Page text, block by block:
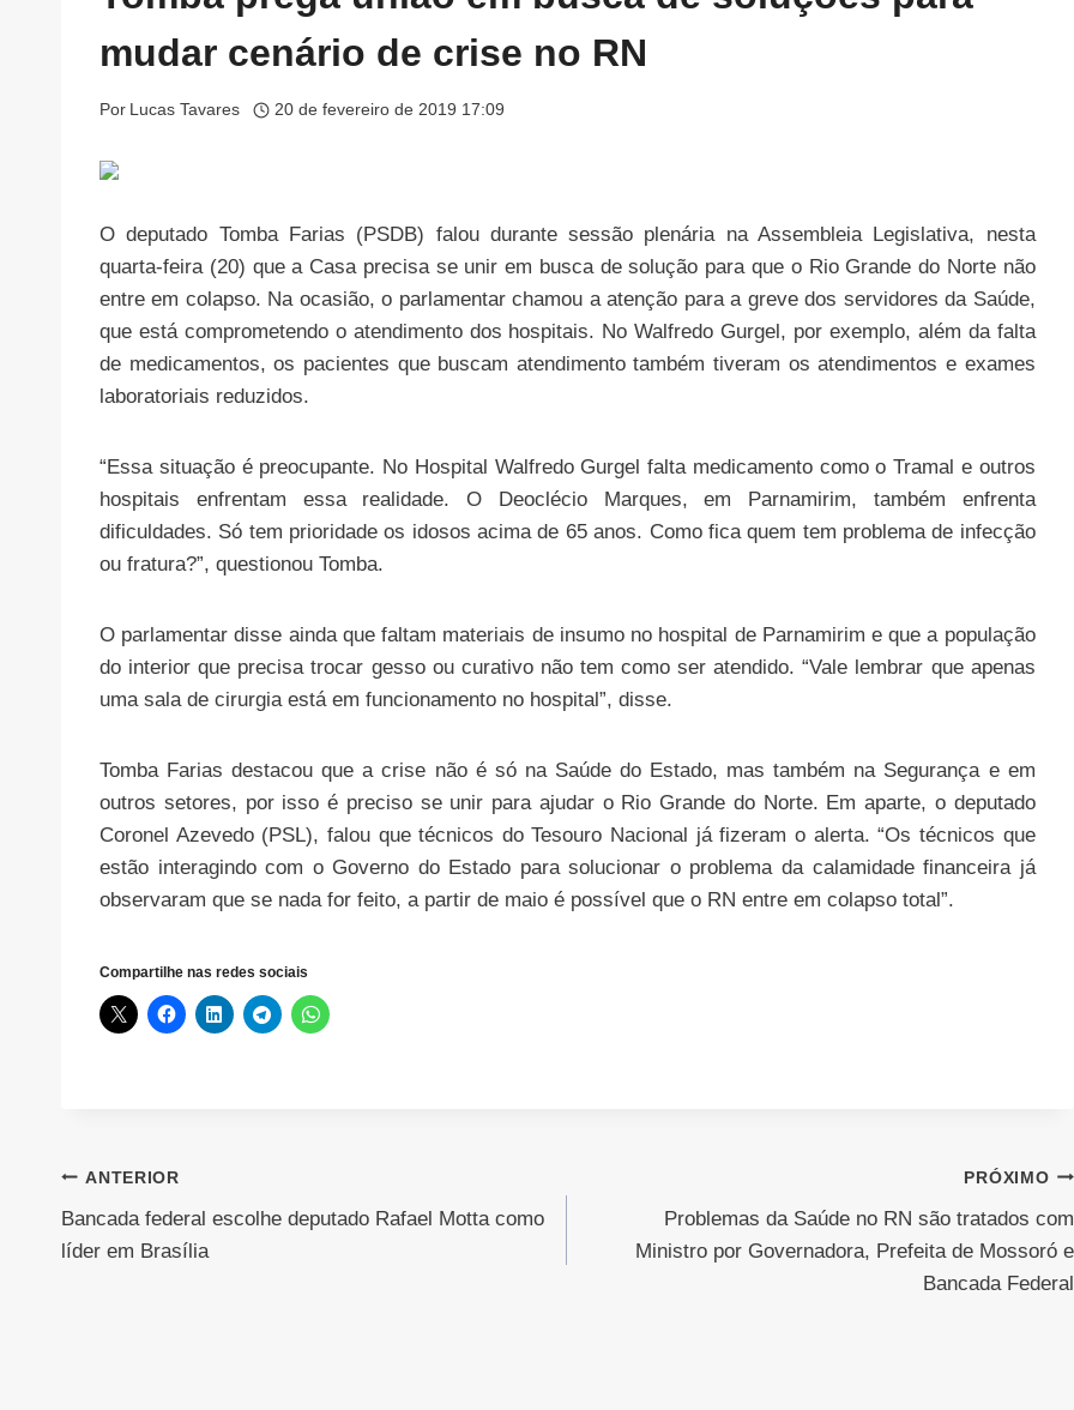
mudar cenário de crise no RN
Por Lucas Tavares 20 de fevereiro de 2019 17:09
O deputado Tomba Farias (PSDB) falou durante sessão plenária na Assembleia Legislativa, nesta
quarta-feira (20) que a Casa precisa se unir em busca de solução para que o Rio Grande do Norte não
entre em colapso. Na ocasião, o parlamentar chamou a atenção para a greve dos servidores da Saúde,
que está comprometendo o atendimento dos hospitais. No Walfredo Gurgel, por exemplo, além da falta
de medicamentos, os pacientes que buscam atendimento também tiveram os atendimentos e exames
laboratoriais reduzidos.
“Essa situação é preocupante. No Hospital Walfredo Gurgel falta medicamento como o Tramal e outros
hospitais enfrentam essa realidade. O Deoclécio Marques, em Parnamirim, também enfrenta
dificuldades. Só tem prioridade os idosos acima de 65 anos. Como fica quem tem problema de infecção
ou fratura?”, questionou Tomba.
O parlamentar disse ainda que faltam materiais de insumo no hospital de Parnamirim e que a população
do interior que precisa trocar gesso ou curativo não tem como ser atendido. “Vale lembrar que apenas
uma sala de cirurgia está em funcionamento no hospital”, disse.
Tomba Farias destacou que a crise não é só na Saúde do Estado, mas também na Segurança e em
outros setores, por isso é preciso se unir para ajudar o Rio Grande do Norte. Em aparte, o deputado
Coronel Azevedo (PSL), falou que técnicos do Tesouro Nacional já fizeram o alerta. “Os técnicos que
estão interagindo com o Governo do Estado para solucionar o problema da calamidade financeira já
observaram que se nada for feito, a partir de maio é possível que o RN entre em colapso total”.
Compartilhe nas redes sociais
Navegação
de
ANTERIOR
Bancada federal escolhe deputado Rafael Motta como
líder em Brasília
PRÓXIMO
Problemas da Saúde no RN são tratados com
Ministro por Governadora, Prefeita de Mossoró e
Bancada Federal